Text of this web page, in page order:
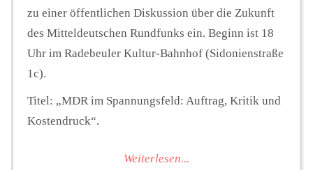
Unterstützen
zu einer öffentlichen Diskussion über die Zukunft
des Mitteldeutschen Rundfunks ein. Beginn ist 18
Uhr im Radebeuler Kultur-Bahnhof (Sidonienstraße
1c).
Titel: „MDR im Spannungsfeld: Auftrag, Kritik und
Kostendruck“.
Weiterlesen...